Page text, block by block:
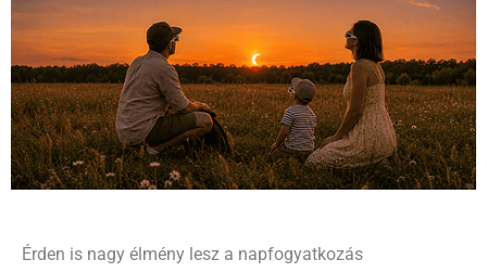
Érden is nagy élmény lesz a napfogyatkozás